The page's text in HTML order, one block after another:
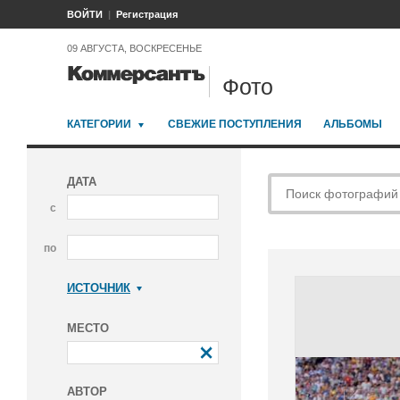
ВОЙТИ Регистрация
09 АВГУСТА, ВОСКРЕСЕНЬЕ
Фото
КАТЕГОРИИ СВЕЖИЕ ПОСТУПЛЕНИЯ АЛЬБОМЫ
ДАТА
с
по
ИСТОЧНИК
МЕСТО
АВТОР